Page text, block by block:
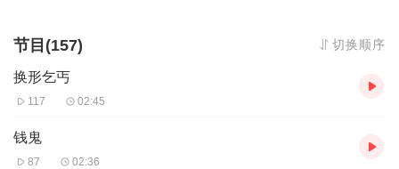
节目(157) 切换顺序
换形乞丐
117 02:45
钱鬼
87 02:36